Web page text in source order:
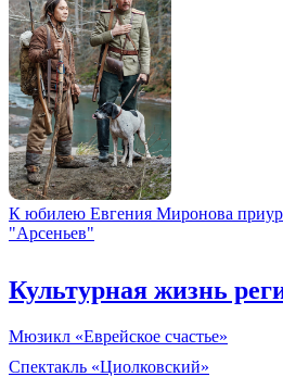
К юбилею Евгения Миронова
"Арсеньев"
Культурная жизнь
Мюзикл «Еврейское счастье»
Спектакль «Циолковский»